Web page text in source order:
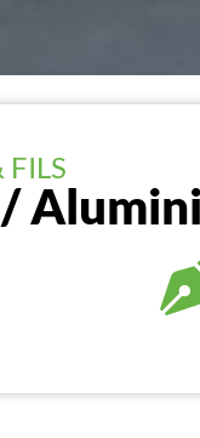
FILS